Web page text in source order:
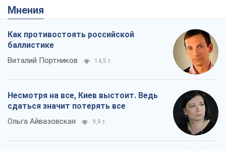
Мнения
Как противостоять российской
баллистике
Виталий Портников 14,5 т.
Несмотря на все, Киев выстоит. Ведь
сдаться значит потерять все
Ольга Айвазовская 9,9 т.